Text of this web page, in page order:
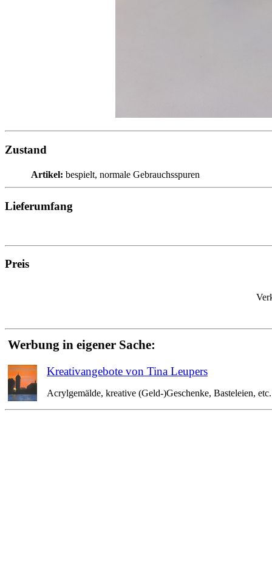
Zustand
Artikel: bespielt, normale Gebrauchsspuren
Lieferumfang
Preis
Werbung in eigener Sache:
Kreativangebote von Tina Leupers
Acrylgemälde, kreative (Geld-)Geschenke, Basteleien,